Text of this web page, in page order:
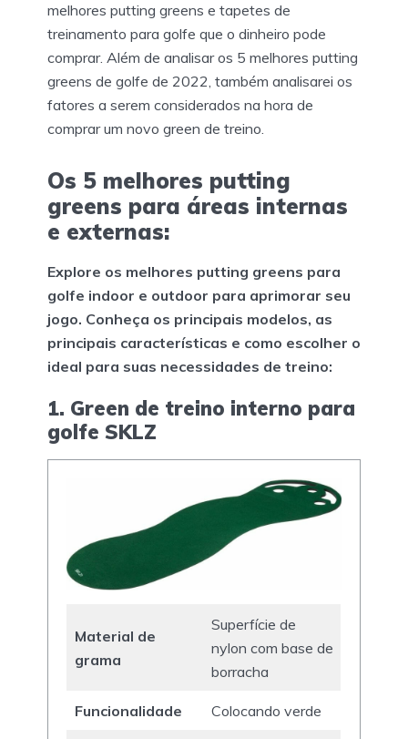
melhores putting greens e tapetes de
treinamento para golfe que o dinheiro pode
comprar. Além de analisar os 5 melhores putting
greens de golfe de 2022, também analisarei os
fatores a serem considerados na hora de
comprar um novo green de treino.
Os 5 melhores putting
greens para áreas internas
e externas:
Explore os melhores putting greens para
golfe indoor e outdoor para aprimorar seu
jogo. Conheça os principais modelos, as
principais características e como escolher o
ideal para suas necessidades de treino:
1. Green de treino interno para
golfe SKLZ
Material de
grama
Superfície de
nylon com base de
borracha
Funcionalidade Colocando verde